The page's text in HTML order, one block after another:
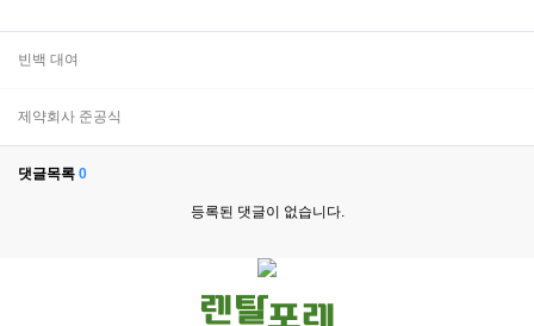
빈백 대여
제약회사 준공식
댓글목록 0
등록된 댓글이 없습니다.